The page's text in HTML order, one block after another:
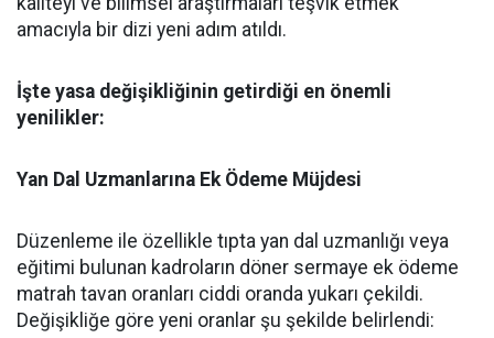
amacıyla bir dizi yeni adım atıldı.
​İşte yasa değişikliğinin getirdiği en önemli
yenilikler:
​Yan Dal Uzmanlarına Ek Ödeme Müjdesi
​Düzenleme ile özellikle tıpta yan dal uzmanlığı veya
eğitimi bulunan kadroların döner sermaye ek ödeme
matrah tavan oranları ciddi oranda yukarı çekildi.
Değişikliğe göre yeni oranlar şu şekilde belirlendi: